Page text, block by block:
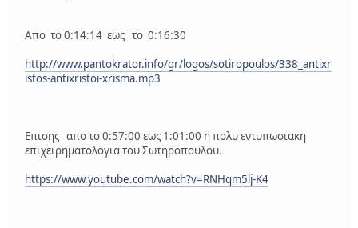
Απο το 0:14:14 εως το 0:16:30
http://www.pantokrator.info/gr/logos/sotiropoulos/338_antixr
istos-antixristoi-xrisma.mp3
Επισης απο το 0:57:00 εως 1:01:00 η πολυ εντυπωσιακη
επιχειρηματολογια του Σωτηροπουλου.
https://www.youtube.com/watch?v=RNHqm5lj-K4